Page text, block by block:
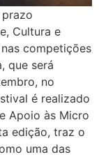
Cultura e
competições
que será
no
é realizado
Apoio às Micro
edição, traz o
uma das